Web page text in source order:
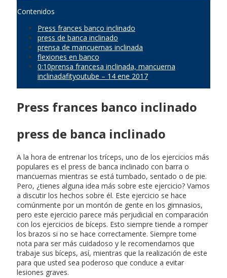
Contenidos
Press frances banco inclinado
press de banca inclinado
prensa de mancuernas inclinada
flexiones en banco
0:10prensa francesa inclinada, mancuerna
inclinadafityoutube – 14 ene 2017
Press frances banco inclinado
press de banca inclinado
A la hora de entrenar los tríceps, uno de los ejercicios más
populares es el press de banca inclinado con barra o
mancuernas mientras se está tumbado, sentado o de pie.
Pero, ¿tienes alguna idea más sobre este ejercicio? Vamos
a discutir los hechos sobre él. Este ejercicio se hace
comúnmente por un montón de gente en los gimnasios,
pero este ejercicio parece más perjudicial en comparación
con los ejercicios de bíceps. Esto siempre tiende a romper
los brazos si no se hace correctamente. Siempre tome
nota para ser más cuidadoso y le recomendamos que
trabaje sus bíceps, así, mientras que la realización de este
para que usted sea poderoso que conduce a evitar
lesiones graves.